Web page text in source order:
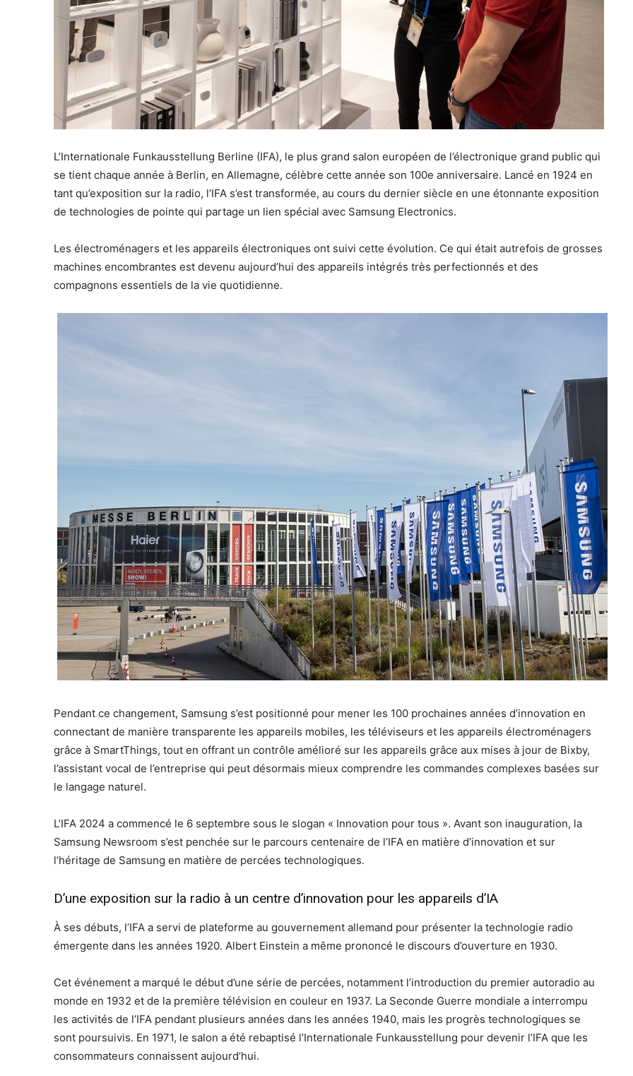
L’Internationale Funkausstellung Berline (IFA), le plus grand salon européen de l’électronique grand public qui
se tient chaque année à Berlin, en Allemagne, célèbre cette année son 100e anniversaire. Lancé en 1924 en
tant qu’exposition sur la radio, l’IFA s’est transformée, au cours du dernier siècle en une étonnante exposition
de technologies de pointe qui partage un lien spécial avec Samsung Electronics.
Les électroménagers et les appareils électroniques ont suivi cette évolution. Ce qui était autrefois de grosses
machines encombrantes est devenu aujourd’hui des appareils intégrés très perfectionnés et des
compagnons essentiels de la vie quotidienne.
Pendant ce changement, Samsung s’est positionné pour mener les 100 prochaines années d’innovation en
connectant de manière transparente les appareils mobiles, les téléviseurs et les appareils électroménagers
grâce à SmartThings, tout en offrant un contrôle amélioré sur les appareils grâce aux mises à jour de Bixby,
l’assistant vocal de l’entreprise qui peut désormais mieux comprendre les commandes complexes basées sur
le langage naturel.
L’IFA 2024 a commencé le 6 septembre sous le slogan « Innovation pour tous ». Avant son inauguration, la
Samsung Newsroom s’est penchée sur le parcours centenaire de l’IFA en matière d’innovation et sur
l’héritage de Samsung en matière de percées technologiques.
D’une exposition sur la radio à un centre d’innovation pour les appareils d’IA
À ses débuts, l’IFA a servi de plateforme au gouvernement allemand pour présenter la technologie radio
émergente dans les années 1920. Albert Einstein a même prononcé le discours d’ouverture en 1930.
Cet événement a marqué le début d’une série de percées, notamment l’introduction du premier autoradio au
monde en 1932 et de la première télévision en couleur en 1937. La Seconde Guerre mondiale a interrompu
les activités de l’IFA pendant plusieurs années dans les années 1940, mais les progrès technologiques se
sont poursuivis. En 1971, le salon a été rebaptisé l’Internationale Funkausstellung pour devenir l’IFA que les
consommateurs connaissent aujourd’hui.